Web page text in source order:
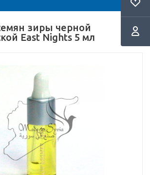
зиры черной
East Nights 5 мл